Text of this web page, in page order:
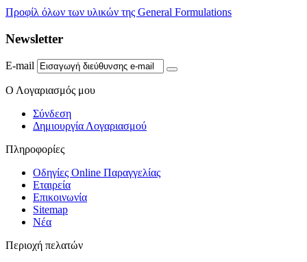
Προφίλ όλων των υλικών της General Formulations
Newsletter
E-mail
Ο Λογαριασμός μου
Σύνδεση
Δημιουργία Λογαριασμού
Πληροφορίες
Οδηγίες Online Παραγγελίας
Εταιρεία
Επικοινωνία
Sitemap
Νέα
Περιοχή πελατών